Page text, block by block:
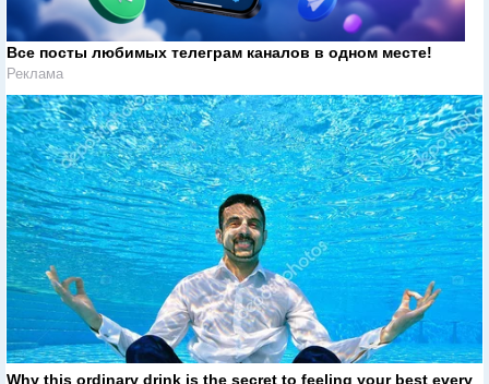
Все посты любимых телеграм каналов в одном месте!
Реклама
Why this ordinary drink is the secret to feeling your best every